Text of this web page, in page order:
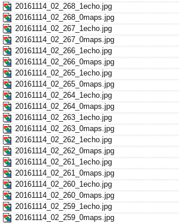
20161114_02_268_1echo.jpg
20161114_02_268_0maps.jpg
20161114_02_267_1echo.jpg
20161114_02_267_0maps.jpg
20161114_02_266_1echo.jpg
20161114_02_266_0maps.jpg
20161114_02_265_1echo.jpg
20161114_02_265_0maps.jpg
20161114_02_264_1echo.jpg
20161114_02_264_0maps.jpg
20161114_02_263_1echo.jpg
20161114_02_263_0maps.jpg
20161114_02_262_1echo.jpg
20161114_02_262_0maps.jpg
20161114_02_261_1echo.jpg
20161114_02_261_0maps.jpg
20161114_02_260_1echo.jpg
20161114_02_260_0maps.jpg
20161114_02_259_1echo.jpg
20161114_02_259_0maps.jpg